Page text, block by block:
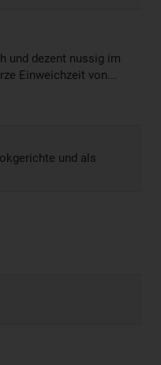
und dezent nussig im
Einweichzeit von...
und als